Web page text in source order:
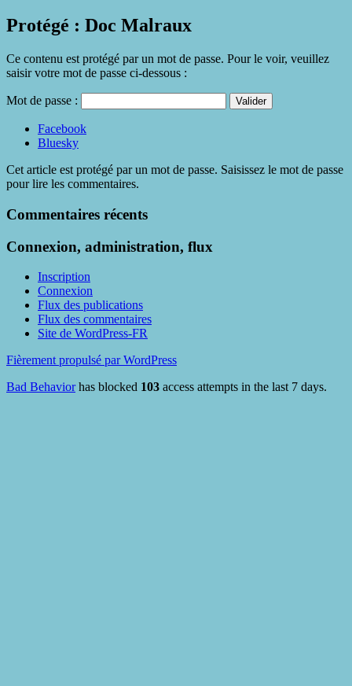
Protégé : Doc Malraux
Ce contenu est protégé par un mot de passe. Pour le voir, veuillez
saisir votre mot de passe ci-dessous :
Mot de passe :
Partager
"Protégé :
Doc
Facebook
Bluesky
Cet article est protégé par un mot de passe. Saisissez le mot de passe
pour lire les commentaires.
Commentaires récents
Connexion, administration, flux
Inscription
Connexion
Flux des publications
Flux des commentaires
Site de WordPress-FR
Fièrement propulsé par WordPress
Bad Behaviorhas blocked 103 access attempts in the last 7 days.